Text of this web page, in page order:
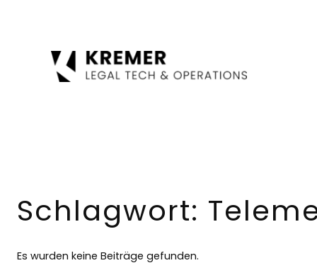
Schlagwort:
Es wurden keine Beiträge gefunden.